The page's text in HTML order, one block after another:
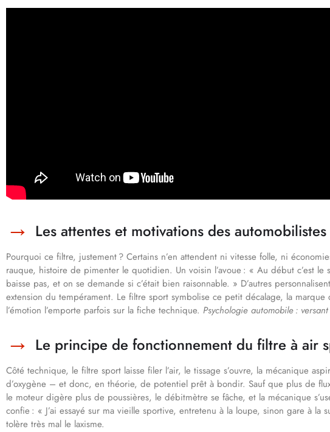
Les attentes et motivations des automobilistes
Pourquoi ce filtre, justement ? Certains n’en attendent ni vitesse folle, ni
rauque, histoire de pimenter le quotidien. Un voisin l’avoue : « Au début c’est le
baisse pas, et on se demande si c’était bien raisonnable. » D’autres
extension du tempérament. Le filtre sport symbolise ce petit décalage, la
l’émotion l’emporte parfois sur la fiche technique. Psychologie automobile :
Le principe de fonctionnement du filtre à air
Côté technique, le filtre sport laisse filer l’air, le tissage s’ouvre, la mécanique
d’oxygène – et donc, en théorie, de potentiel prêt à bondir. Sauf que plus de
le moteur digère plus de poussières, le débitmètre se fâche, et la mécanique
confie : « J’ai essayé sur ma vieille sportive, entretenu à la loupe, sinon gare à la
tolère très mal le laxisme.